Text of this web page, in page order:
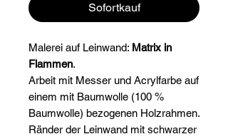
Sofortkauf
Malerei auf Leinwand: Matrix in
Flammen.
Arbeit mit Messer und Acrylfarbe auf
einem mit Baumwolle (100 %
Baumwolle) bezogenen Holzrahmen.
Ränder der Leinwand mit schwarzer